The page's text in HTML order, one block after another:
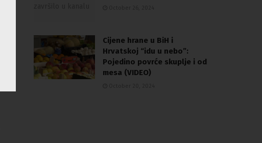
Cijene hrane u BiH i
Hrvatskoj “idu u nebo”:
Pojedino povrće skuplje i od
mesa (VIDEO)